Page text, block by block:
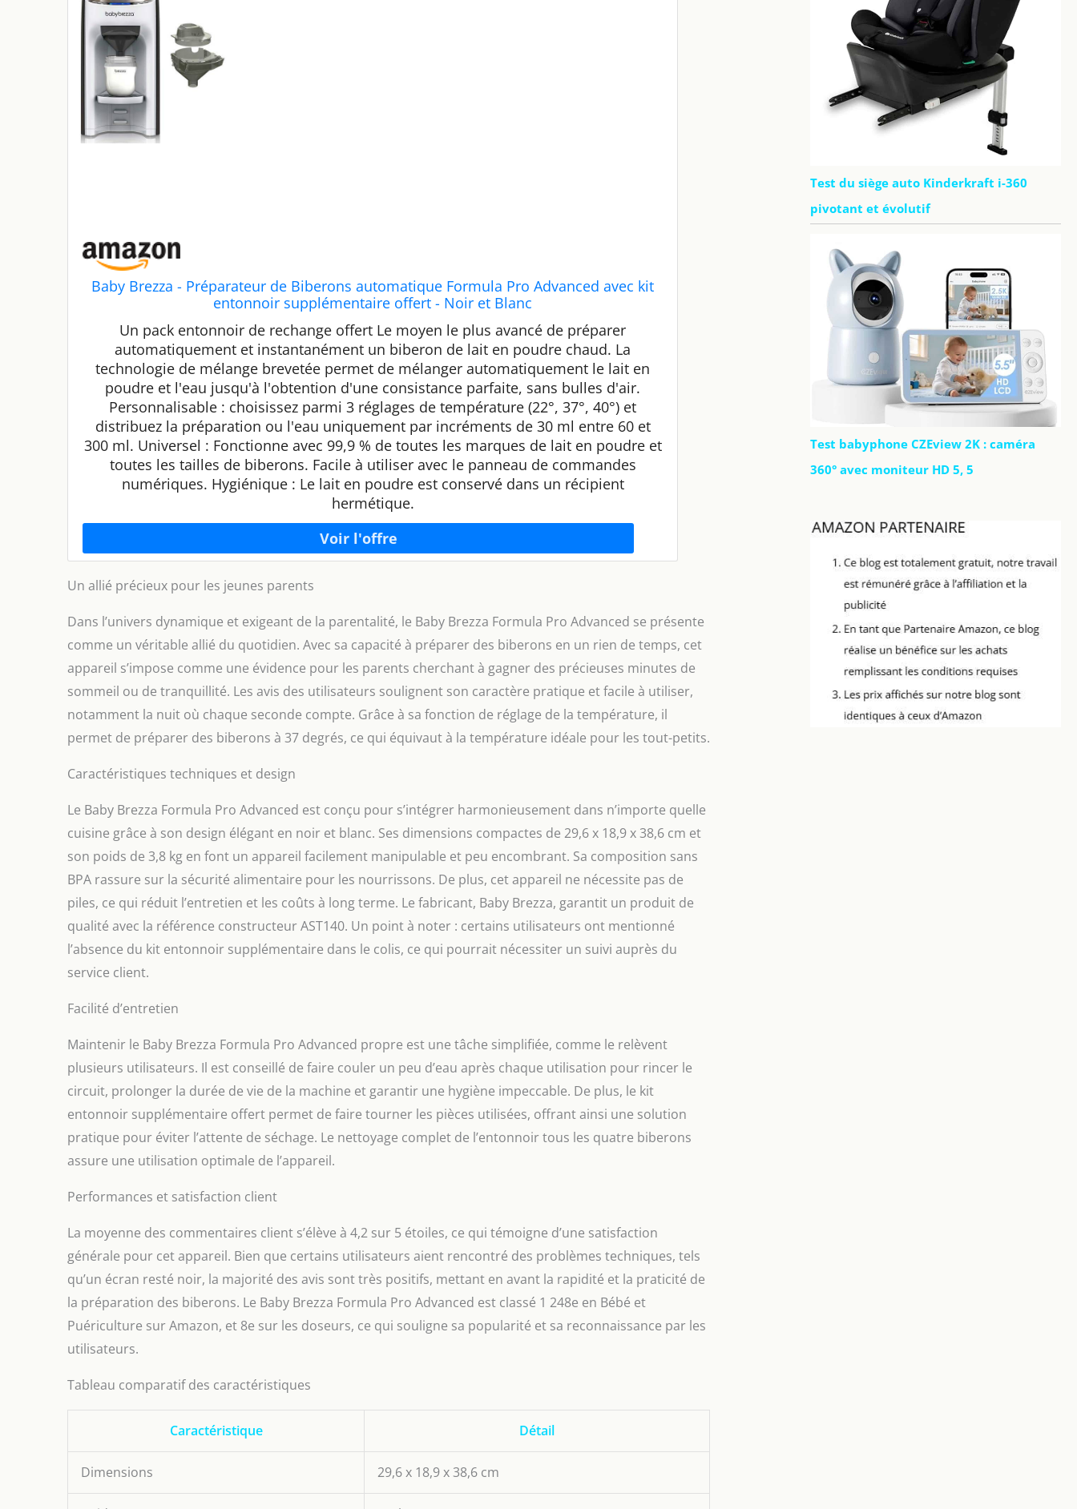
Baby Brezza - Préparateur de Biberons automatique Formula Pro Advanced avec kit
entonnoir supplémentaire offert - Noir et Blanc
Un pack entonnoir de rechange offert Le moyen le plus avancé de préparer
automatiquement et instantanément un biberon de lait en poudre chaud. La
technologie de mélange brevetée permet de mélanger automatiquement le lait en
poudre et l'eau jusqu'à l'obtention d'une consistance parfaite, sans bulles d'air.
Personnalisable : choisissez parmi 3 réglages de température (22°, 37°, 40°) et
distribuez la préparation ou l'eau uniquement par incréments de 30 ml entre 60 et
300 ml. Universel : Fonctionne avec 99,9 % de toutes les marques de lait en poudre et
toutes les tailles de biberons. Facile à utiliser avec le panneau de commandes
numériques. Hygiénique : Le lait en poudre est conservé dans un récipient
hermétique.
Un allié précieux pour les jeunes parents
Dans l’univers dynamique et exigeant de la parentalité, le Baby Brezza Formula Pro Advanced se présente
comme un véritable allié du quotidien. Avec sa capacité à préparer des biberons en un rien de temps, cet
appareil s’impose comme une évidence pour les parents cherchant à gagner des précieuses minutes de
sommeil ou de tranquillité. Les avis des utilisateurs soulignent son caractère pratique et facile à utiliser,
notamment la nuit où chaque seconde compte. Grâce à sa fonction de réglage de la température, il
permet de préparer des biberons à 37 degrés, ce qui équivaut à la température idéale pour les tout-petits.
Caractéristiques techniques et design
Le Baby Brezza Formula Pro Advanced est conçu pour s’intégrer harmonieusement dans n’importe quelle
cuisine grâce à son design élégant en noir et blanc. Ses dimensions compactes de 29,6 x 18,9 x 38,6 cm et
son poids de 3,8 kg en font un appareil facilement manipulable et peu encombrant. Sa composition sans
BPA rassure sur la sécurité alimentaire pour les nourrissons. De plus, cet appareil ne nécessite pas de
piles, ce qui réduit l’entretien et les coûts à long terme. Le fabricant, Baby Brezza, garantit un produit de
qualité avec la référence constructeur AST140. Un point à noter : certains utilisateurs ont mentionné
l’absence du kit entonnoir supplémentaire dans le colis, ce qui pourrait nécessiter un suivi auprès du
service client.
Facilité d’entretien
Maintenir le Baby Brezza Formula Pro Advanced propre est une tâche simplifiée, comme le relèvent
plusieurs utilisateurs. Il est conseillé de faire couler un peu d’eau après chaque utilisation pour rincer le
circuit, prolonger la durée de vie de la machine et garantir une hygiène impeccable. De plus, le kit
entonnoir supplémentaire offert permet de faire tourner les pièces utilisées, offrant ainsi une solution
pratique pour éviter l’attente de séchage. Le nettoyage complet de l’entonnoir tous les quatre biberons
assure une utilisation optimale de l’appareil.
Performances et satisfaction client
La moyenne des commentaires client s’élève à 4,2 sur 5 étoiles, ce qui témoigne d’une satisfaction
générale pour cet appareil. Bien que certains utilisateurs aient rencontré des problèmes techniques, tels
qu’un écran resté noir, la majorité des avis sont très positifs, mettant en avant la rapidité et la praticité de
la préparation des biberons. Le Baby Brezza Formula Pro Advanced est classé 1 248e en Bébé et
Puériculture sur Amazon, et 8e sur les doseurs, ce qui souligne sa popularité et sa reconnaissance par les
utilisateurs.
Tableau comparatif des caractéristiques
Caractéristique Détail
Dimensions 29,6 x 18,9 x 38,6 cm
Test du siège auto Kinderkraft i-360
pivotant et évolutif
Test babyphone CZEview 2K : caméra
360° avec moniteur HD 5, 5